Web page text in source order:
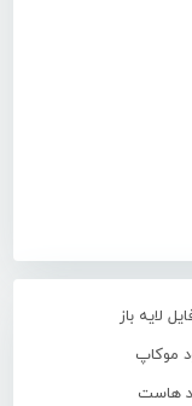
لایه باز
موکاپ
هاست